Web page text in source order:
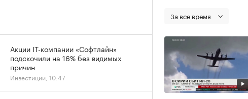
За все время
Акции IT-компании «Софтлайн»
подскочили на 16% без видимых
причин
Инвестиции, 10:47